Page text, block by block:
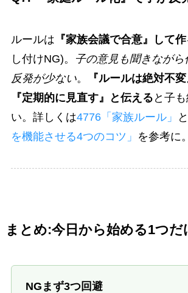
ルールは 『家族会議で合意』して
し付けNG)。
子の意見も聞きなが
反発が少ない。
『ルールは絶対不
『定期的に見直す』と伝える と子
い。詳しくは4776「家族ルール」 と
を機能させる4つのコツ」 を参考に。
まとめ:今日から始める1つだ
NGまず3つ回避